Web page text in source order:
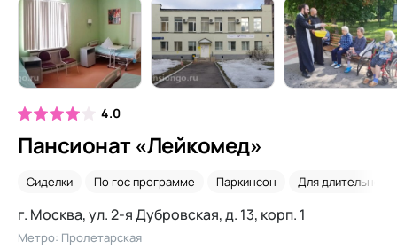
4.0
Пансионат «Лейкомед»
Сиделки По гос программе Паркинсон Для
г. Москва, ул. 2-я Дубровская, д. 13, корп. 1
Метро: Пролетарская